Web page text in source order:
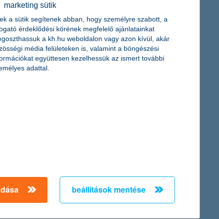
költségek csökkentését. A Nemzeti
számára elérhető egy kifejezetten ezt a célt szolgáló
marketing sütik
a sütik segítenek abban, hogy személyre szabott, a
érdeklődési körének megfelelő ajánlatainkat
a kh.hu weboldalon vagy azon kívül, akár
média felületeken is, valamint a böngészési
együttesen kezelhessük az ismert további
adattal.
beállítások mentése